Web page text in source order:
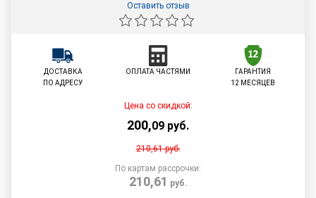
Оставить отзыв
ДОСТАВКА
ПО АДРЕСУ
ОПЛАТА ЧАСТЯМИ
ГАРАНТИЯ
12 МЕСЯЦЕВ
Цена со скидкой:
200,09 руб.
210,61руб.
По картам рассрочки:
210,61 руб.